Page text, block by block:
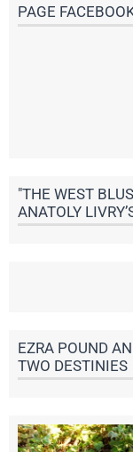
PAGE
"THE WEST
ANATOLY
EZRA POUND
TWO DESTINIES